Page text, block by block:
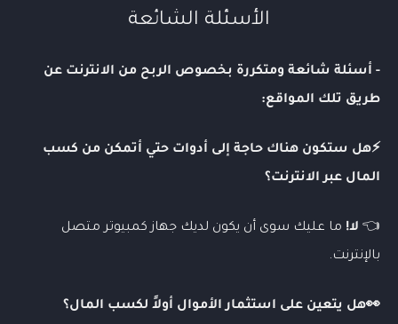
الأسئلة الشائعة
- أسئلة شائعة ومتكررة بخصوص الربح من الانترنت عن
طريق تلك المواقع:
⚡هل ستكون هناك حاجة إلى أدوات حتي أتمكن من كسب
المال عبر الانترنت؟
👈 لا! ما عليك سوى أن يكون لديك جهاز كمبيوتر متصل
بالإنترنت.
👀هل يتعين على استثمار الأموال أولاً لكسب المال؟